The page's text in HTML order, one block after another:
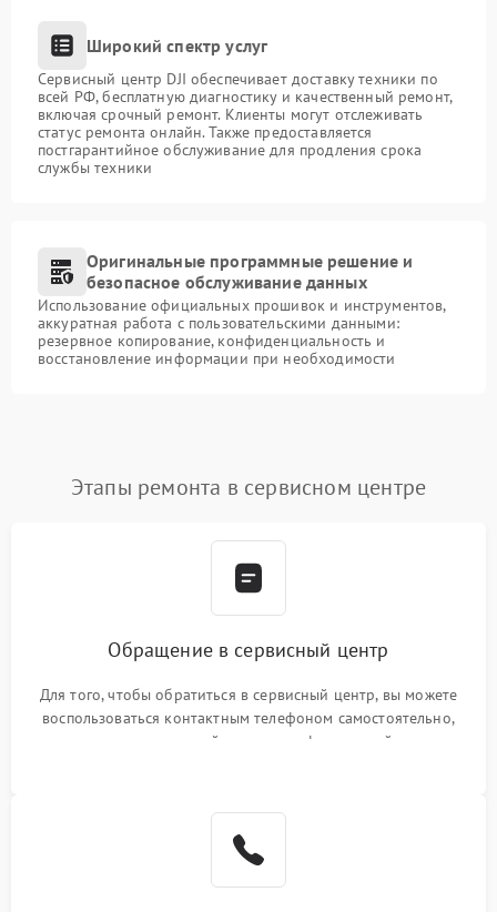
Широкий спектр услуг
Сервисный центр DJI обеспечивает доставку техники по
всей РФ, бесплатную диагностику и качественный ремонт,
включая срочный ремонт. Клиенты могут отслеживать
статус ремонта онлайн. Также предоставляется
постгарантийное обслуживание для продления срока
службы техники
Оригинальные программные решение и
безопасное обслуживание данных
Использование официальных прошивок и инструментов,
аккуратная работа с пользовательскими данными:
резервное копирование, конфиденциальность и
восстановление информации при необходимости
Этапы ремонта в сервисном центре
Обращение в сервисный центр
Для того, чтобы обратиться в сервисный центр, вы можете
воспользоваться контактным телефоном самостоятельно,
или оставить свой номер телефона на сайте